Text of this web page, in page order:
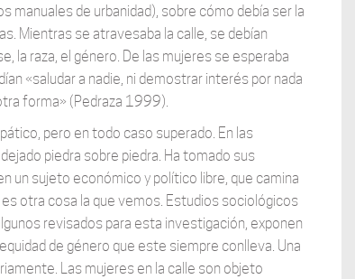
manuales de urbanidad), sobre cómo debía ser la
Mientras se atravesaba la calle, se debían
la raza, el género. De las mujeres se esperaba
«saludar a nadie, ni demostrar interés por nada
forma» (Pedraza 1999).
pero en todo caso superado. En las
piedra sobre piedra. Ha tomado sus
un sujeto económico y político libre, que camina
otra cosa la que vemos. Estudios sociológicos
revisados para esta investigación, exponen
de género que este siempre conlleva. Una
Las mujeres en la calle son objeto